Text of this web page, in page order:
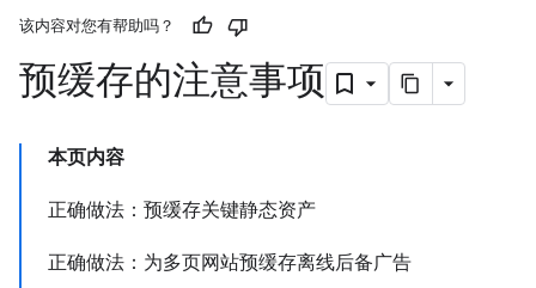
该内容对您有帮助吗？
预缓存的注意事项
本页内容
正确做法：预缓存关键静态资产
正确做法：为多页网站预缓存离线后备广告